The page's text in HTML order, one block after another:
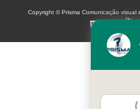
Copyright © Prisma Comunicação